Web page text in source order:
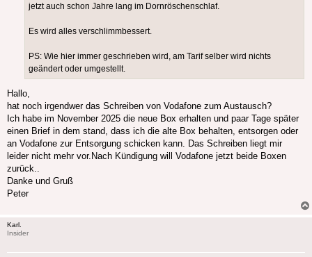
jetzt auch schon Jahre lang im Dornröschenschlaf.
Es wird alles verschlimmbessert.
PS: Wie hier immer geschrieben wird, am Tarif selber wird nichts
geändert oder umgestellt.
Hallo,
hat noch irgendwer das Schreiben von Vodafone zum Austausch?
Ich habe im November 2025 die neue Box erhalten und paar Tage später
einen Brief in dem stand, dass ich die alte Box behalten, entsorgen oder
an Vodafone zur Entsorgung schicken kann. Das Schreiben liegt mir
leider nicht mehr vor.Nach Kündigung will Vodafone jetzt beide Boxen
zurück..
Danke und Gruß
Peter
Karl.
Insider